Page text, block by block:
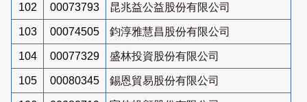
102 00073793 昆兆益公益股份有限公司
103 00074505 鈞淳雅慧昌股份有限公司
104 00077329 盛林投資股份有限公司
105 00080345 錫恩貿易股份有限公司